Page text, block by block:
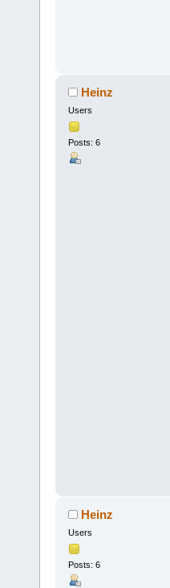
Heinz
Users
Posts: 6
Heinz
Users
Posts: 6